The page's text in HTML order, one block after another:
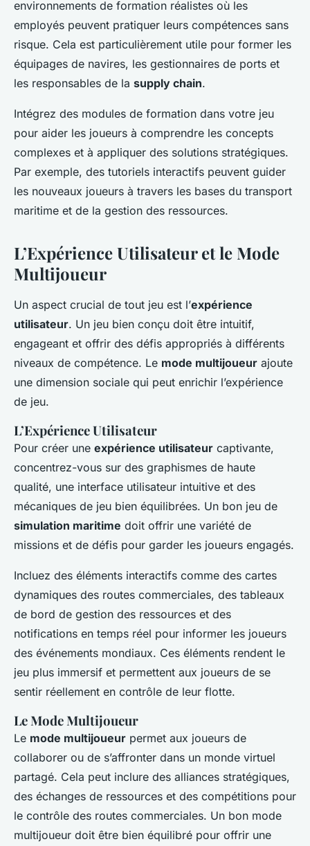
environnements de formation réalistes où les
employés peuvent pratiquer leurs compétences sans
risque. Cela est particulièrement utile pour former les
équipages de navires, les gestionnaires de ports et
les responsables de la supply chain.
Intégrez des modules de formation dans votre jeu
pour aider les joueurs à comprendre les concepts
complexes et à appliquer des solutions stratégiques.
Par exemple, des tutoriels interactifs peuvent guider
les nouveaux joueurs à travers les bases du transport
maritime et de la gestion des ressources.
L’Expérience Utilisateur et le Mode
Multijoueur
Un aspect crucial de tout jeu est l’expérience
utilisateur. Un jeu bien conçu doit être intuitif,
engageant et offrir des défis appropriés à différents
niveaux de compétence. Le mode multijoueur ajoute
une dimension sociale qui peut enrichir l’expérience
de jeu.
L’Expérience Utilisateur
Pour créer une expérience utilisateur captivante,
concentrez-vous sur des graphismes de haute
qualité, une interface utilisateur intuitive et des
mécaniques de jeu bien équilibrées. Un bon jeu de
simulation maritime doit offrir une variété de
missions et de défis pour garder les joueurs engagés.
Incluez des éléments interactifs comme des cartes
dynamiques des routes commerciales, des tableaux
de bord de gestion des ressources et des
notifications en temps réel pour informer les joueurs
des événements mondiaux. Ces éléments rendent le
jeu plus immersif et permettent aux joueurs de se
sentir réellement en contrôle de leur flotte.
Le Mode Multijoueur
Le mode multijoueur permet aux joueurs de
collaborer ou de s’affronter dans un monde virtuel
partagé. Cela peut inclure des alliances stratégiques,
des échanges de ressources et des compétitions pour
le contrôle des routes commerciales. Un bon mode
multijoueur doit être bien équilibré pour offrir une